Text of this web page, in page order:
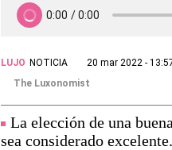
LUJO NOTICIA
20 mar 2022 -
The Luxonomist
La elección de una
sea considerado excelente.